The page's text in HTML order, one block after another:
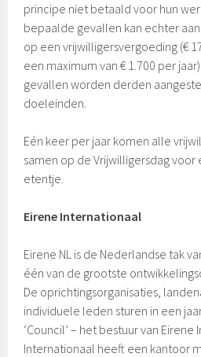
principe niet betaald voor hun
bepaalde gevallen kan echter
op een vrijwilligersvergoeding (€
een maximum van € 1.700 per
gevallen worden derden
doeleinden.
Eén keer per jaar komen alle
samen op de Vrijwilligersdag
etentje.
Eirene Internationaal
Eirene NL is de Nederlandse tak
één van de grootste
De oprichtingsorganisaties,
individuele leden sturen in een
‘Council’ – het bestuur van
Internationaal heeft een kantoor